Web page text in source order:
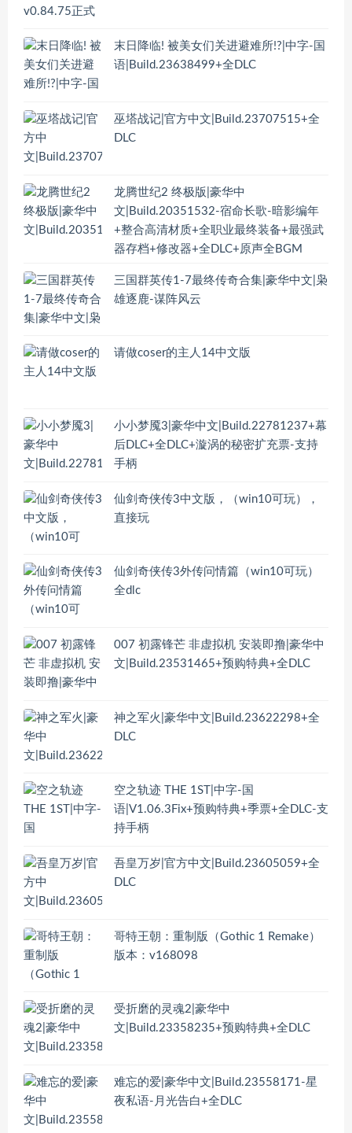
末日降临! 被美女们关进避难所!?|中字-国
语|Build.23638499+全DLC
巫塔战记|官方中文|Build.23707515+全
DLC
龙腾世纪2 终极版|豪华中
文|Build.20351532-宿命长歌-暗影编年
+整合高清材质+全职业最终装备+最强武
器存档+修改器+全DLC+原声全BGM
三国群英传1-7最终传奇合集|豪华中文|枭
雄逐鹿-谋阵风云
请做coser的主人14中文版
小小梦魇3|豪华中文|Build.22781237+幕
后DLC+全DLC+漩涡的秘密扩充票-支持
手柄
仙剑奇侠传3中文版，（win10可玩），
直接玩
仙剑奇侠传3外传问情篇（win10可玩）
全dlc
007 初露锋芒 非虚拟机 安装即撸|豪华中
文|Build.23531465+预购特典+全DLC
神之军火|豪华中文|Build.23622298+全
DLC
空之轨迹 THE 1ST|中字-国
语|V1.06.3Fix+预购特典+季票+全DLC-支
持手柄
吾皇万岁|官方中文|Build.23605059+全
DLC
哥特王朝：重制版（Gothic 1 Remake）
版本：v168098
受折磨的灵魂2|豪华中
文|Build.23358235+预购特典+全DLC
难忘的爱|豪华中文|Build.23558171-星
夜私语-月光告白+全DLC